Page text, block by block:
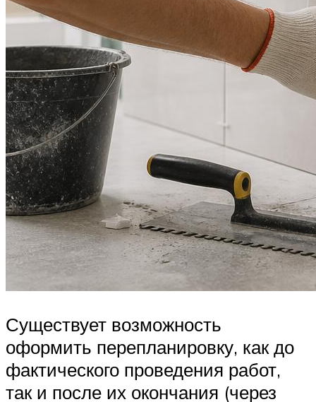
Существует возможность
оформить перепланировку, как до
фактического проведения работ,
так и после их окончания (через